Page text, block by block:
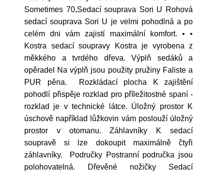
Sometimes 70,Sedací souprava Sori U Rohová
sedací souprava Sori U je velmi pohodlná a po
celém dni vám zajistí maximální komfort. • •
Kostra sedací soupravy Kostra je vyrobena z
měkkého a tvrdého dřeva. Výplň sedáků a
opěradel Na výplň jsou použity pružiny Faliste a
PUR pěna. Rozkládací plocha K zajištění
pohodlí přispěje rozklad pro příležitostné spaní -
rozklad je v technické látce. Úložný prostor K
úschově například lůžkovin vám poslouží úložný
prostor v otomanu. Záhlavníky K sedací
soupravě si lze dokoupit maximálně čtyři
záhlavníky. Područky Postranní područka jsou
polohovatelná. Dřevěné nožičky Sedací